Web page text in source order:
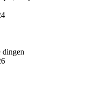
dingen